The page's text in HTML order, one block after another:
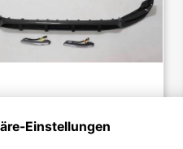
Für Mercedes-Benz G-
Klasse W464